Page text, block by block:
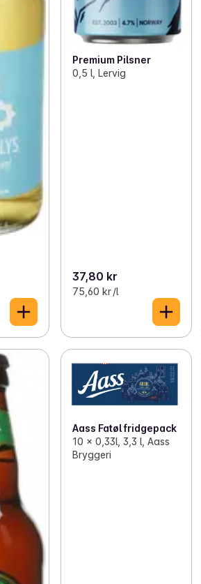
Premium Pilsner
0,5 l, Lervig
37,80 kr
75,60 kr /l
Aass Fatøl fridgepack
10 x 0,33l, 3,3 l, Aass
Bryggeri